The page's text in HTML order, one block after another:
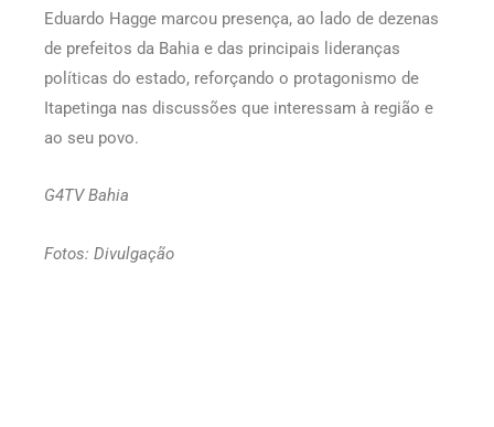
Eduardo Hagge marcou presença, ao lado de dezenas
de prefeitos da Bahia e das principais lideranças
políticas do estado, reforçando o protagonismo de
Itapetinga nas discussões que interessam à região e
ao seu povo.
G4TV Bahia
Fotos: Divulgação